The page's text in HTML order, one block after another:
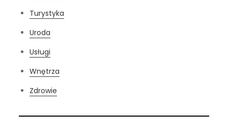
Turystyka
Uroda
Usługi
Wnętrza
Zdrowie